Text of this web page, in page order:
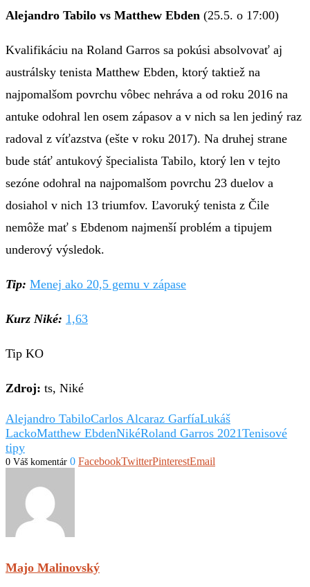
Alejandro Tabilo vs Matthew Ebden (25.5. o 17:00)
Kvalifikáciu na Roland Garros sa pokúsi absolvovať aj
austrálsky tenista Matthew Ebden, ktorý taktiež na
najpomalšom povrchu vôbec nehráva a od roku 2016 na
antuke odohral len osem zápasov a v nich sa len jediný raz
radoval z víťazstva (ešte v roku 2017). Na druhej strane
bude stáť antukový špecialista Tabilo, ktorý len v tejto
sezóne odohral na najpomalšom povrchu 23 duelov a
dosiahol v nich 13 triumfov. Ľavoruký tenista z Čile
nemôže mať s Ebdenom najmenší problém a tipujem
underový výsledok.
Tip: Menej ako 20,5 gemu v zápase
Kurz Niké: 1,63
Tip KO
Zdroj: ts, Niké
Alejandro TabiloCarlos Alcaraz GarfíaLukáš
LackoMatthew EbdenNikéRoland Garros 2021Tenisové
tipy
0 Váš komentár 0 FacebookTwitterPinterestEmail
Majo Malinovský